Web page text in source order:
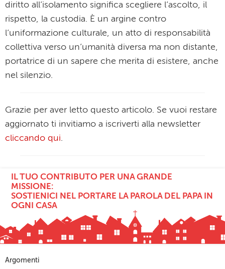
diritto all’isolamento significa scegliere l’ascolto, il
rispetto, la custodia. È un argine contro
l’uniformazione culturale, un atto di responsabilità
collettiva verso un’umanità diversa ma non distante,
portatrice di un sapere che merita di esistere, anche
nel silenzio.
Grazie per aver letto questo articolo. Se vuoi restare
aggiornato ti invitiamo a iscriverti alla newsletter
cliccando qui.
IL TUO CONTRIBUTO PER UNA GRANDE
MISSIONE:
SOSTIENICI NEL PORTARE LA PAROLA DEL PAPA IN
OGNI CASA
Argomenti